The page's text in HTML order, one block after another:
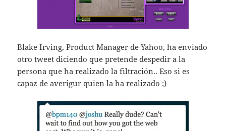
Blake Irving, Product Manager de Yahoo, ha enviado
otro tweet diciendo que pretende despedir a la
persona que ha realizado la filtración.. Eso si es
capaz de averigur quien la ha realizado ;)